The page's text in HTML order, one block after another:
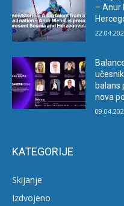
– Anur
balans
nova
KATEGORIJE
Skijanje
Izdvojeno